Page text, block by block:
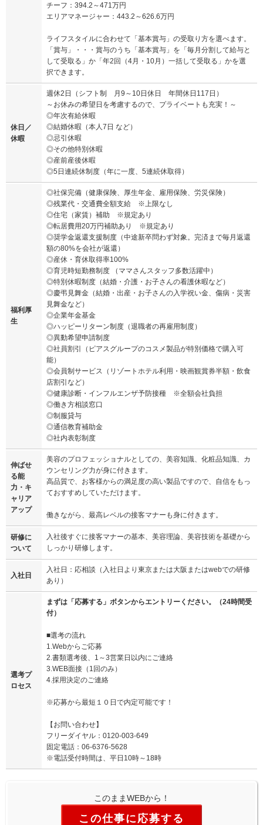
チーフ：394.2～471万円
エリアマネージャー：443.2～626.6万円
ライフスタイルに合わせて「基本賞与」の受取り方を選べます。
「賞与」・・・賞与のうち「基本賞与」を「毎月分割して給与と
して受取る」か「年2回（4月・10月）一括して受取る」かを選
択できます。
休日／
休暇
週休2日（シフト制 月9～10日休日 年間休日117日）
～お休みの希望日を考慮するので、プライベートも充実！～
◎年次有給休暇
◎結婚休暇（本人7日 など）
◎忌引休暇
◎その他特別休暇
◎産前産後休暇
◎5日連続休制度（年に一度、5連続休取得）
福利厚
生
◎社保完備（健康保険、厚生年金、雇用保険、労災保険）
◎残業代・交通費全額支給 ※上限なし
◎住宅（家賃）補助 ※規定あり
◎転居費用20万円補助あり ※規定あり
◎奨学金返還支援制度（中途新卒問わず対象。完済まで毎月返還
額の80%を会社が返還）
◎産休・育休取得率100%
◎育児時短勤務制度 （ママさんスタッフ多数活躍中）
◎特別休暇制度（結婚・介護・お子さんの看護休暇など）
◎慶弔見舞金（結婚・出産・お子さんの入学祝い金、傷病・災害
見舞金など）
◎企業年金基金
◎ハッピーリターン制度（退職者の再雇用制度）
◎異動希望申請制度
◎社員割引（ピアスグループのコスメ製品が特別価格で購入可
能）
◎会員制サービス（リゾートホテル利用・映画観賞券半額・飲食
店割引など）
◎健康診断・インフルエンザ予防接種 ※全額会社負担
◎働き方相談窓口
◎制服貸与
◎通信教育補助金
◎社内表彰制度
伸ばせ
る能
力・キ
ャリア
アップ
美容のプロフェッショナルとしての、美容知識、化粧品知識、カ
ウンセリング力が身に付きます。
高品質で、お客様からの満足度の高い製品ですので、自信をもっ
ておすすめしていただけます。
働きながら、最高レベルの接客マナーも身に付きます。
研修に
ついて
入社後すぐに接客マナーの基本、美容理論、美容技術を基礎から
しっかり研修します。
入社日
入社日：応相談（入社日より東京または大阪またはwebでの研修
あり）
選考プ
ロセス
まずは「応募する」ボタンからエントリーください。（24時間受
付）
■選考の流れ
1.Webからご応募
2.書類選考後、1～3営業日以内にご連絡
3.WEB面接（1回のみ）
4.採用決定のご連絡
※応募から最短１０日で内定可能です！
【お問い合わせ】
フリーダイヤル：0120-003-649
固定電話：06-6376-5628
※電話受付時間は、平日10時～18時
このままWEBから！
この仕事に応募する